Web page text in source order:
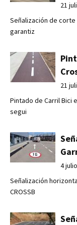
21
Señalización de corte
garantiz
21
Pintado de Carril Bici
segui
4
Señalización
CROSSB